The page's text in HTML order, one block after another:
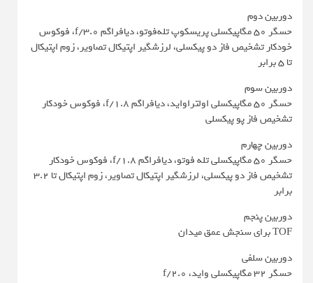
دوربین دوم
حسگر 50 مگاپیکسلی پریسکوپ تله‌فوتو، دیافراگم f/3.0، فوکوس
خودکار تشخیص فاز دو پیکسلی، لرزشگیر اپتیکال تصاویر، زوم اپتیکال
تا 5 برابر
دوربین سوم
حسگر 50 مگاپیکسلی اولتراواید، دیافراگم f/1.8، فوکوس خودکار
تشخیص فاز پو پیکسلی
دوربین چهارم
حسگر 50 مگاپیکسلی تله فوتو، دیافراگم f/1.8، فوکوس خودکار
تشخیص فاز دو پیکسلی، لرزشگیر اپتیکال تصاویر، زوم اپتیکال تا 3.2
برابر
دوربین پنجم
TOF برای سنجش عمق میدان
دوربین سلفی
حسگر 32 مگاپیکسلی واید، f/2.0